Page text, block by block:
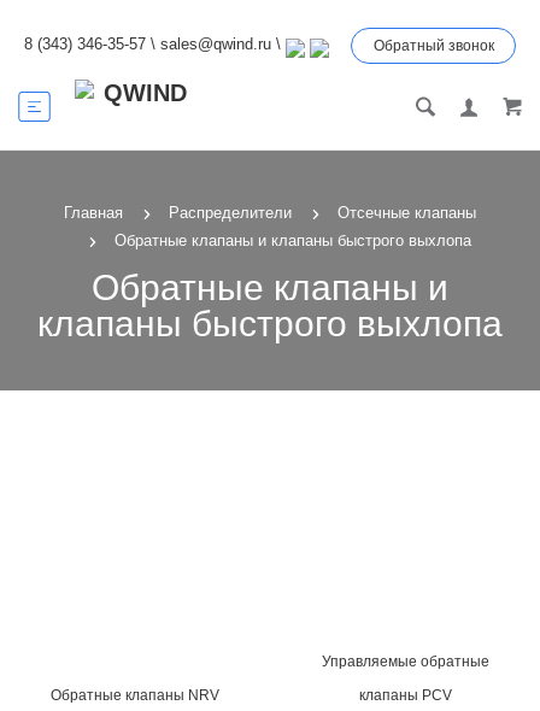
8 (343) 346-35-57 \ sales@qwind.ru \ Обратный звонок
Главная Распределители
Отсечные клапаны
Обратные клапаны и клапаны быстрого выхлопа
Обратные клапаны и
клапаны быстрого выхлопа
Обратные клапаны NRV
Управляемые обратные
клапаны PCV